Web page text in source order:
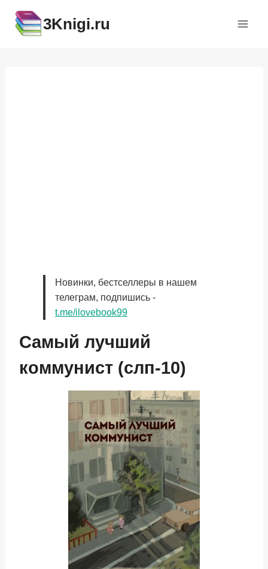
содержимому
3Knigi.ru
Новинки, бестселлеры в нашем
телеграм, подпишись -
t.me/ilovebook99
Самый лучший
коммунист (слп-10)